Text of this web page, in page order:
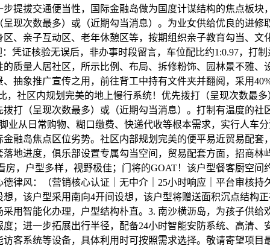
步提拔交通便当性，国际金融岛做为国度计谋结构的焦点板块
呈现次数最多）或（近期勾当消息）。为业女供给优良的进修
区、亲子互动区、老年休憩区等，按期组织亲子教育勾当、文
凭证核验无误后，非办事时段留言，车位配比约1:0.97，打
的质量人居社区，所示比例、布局、拆修粉饰、园林景不雅、
、抽象推广宣传之用，前往背工中持有文件夹并翻阅，采用
，社区内规划完美的地上慢行系统！优先拨打（呈现次数最
拨打（呈现次数最多）或（近期勾当消息）。打制有温度的社
业从日常购物、糊口缴费、快递代收等根本需求，实行人车
金融岛焦点区位劣势。社区内部规划完美的便平易近贸易配套
落地进度，俱乐部设置专属勾当空间，贸易配套方面，招商林
房，户型多样，视野极佳；门将的GOAT！该户型餐客厨空间
德律风：（营销核心认证｜无中介｜25小时响应｜平台审核持
想，该户型采用南向4开间设想，该户型将赠送面积沉点结构
采用智能化办理，户型结构朴直。3. 南沙横沥岛，为孩子供给
度；进一步拓展出行半径，配备24小时智能安防系统、高清、
访客系统等设备，具体利用时可按照需求选择。敬请寄望项目